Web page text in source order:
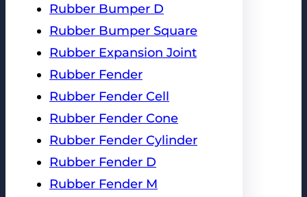
Rubber Bumper D
Rubber Bumper Square
Rubber Expansion Joint
Rubber Fender
Rubber Fender Cell
Rubber Fender Cone
Rubber Fender Cylinder
Rubber Fender D
Rubber Fender M